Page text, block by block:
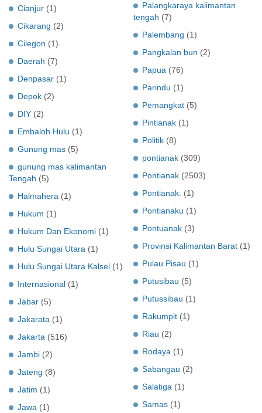
Cianjur (1)
Cikarang (2)
Cilegon (1)
Daerah (7)
Denpasar (1)
Depok (2)
DIY (2)
Embaloh Hulu (1)
Gunung mas (5)
gunung mas kalimantan
Tengah (5)
Halmahera (1)
Hukum (1)
Hukum Dan Ekonomi (1)
Hulu Sungai Utara (1)
Hulu Sungai Utara Kalsel (1)
Internasional (1)
Jabar (5)
Jakarata (1)
Jakarta (516)
Jambi (2)
Jateng (8)
Jatim (1)
Jawa (1)
Palangkaraya kalimantan
tengah (7)
Palembang (1)
Pangkalan bun (2)
Papua (76)
Parindu (1)
Pemangkat (5)
Pintianak (1)
Politik (8)
pontianak (309)
Pontianak (2503)
Pontianak. (1)
Pontianaku (1)
Pontuanak (3)
Provinsi Kalimantan Barat (1)
Pulau Pisau (1)
Putusibau (5)
Putussibau (1)
Rakumpit (1)
Riau (2)
Rodaya (1)
Sabangau (2)
Salatiga (1)
Samas (1)